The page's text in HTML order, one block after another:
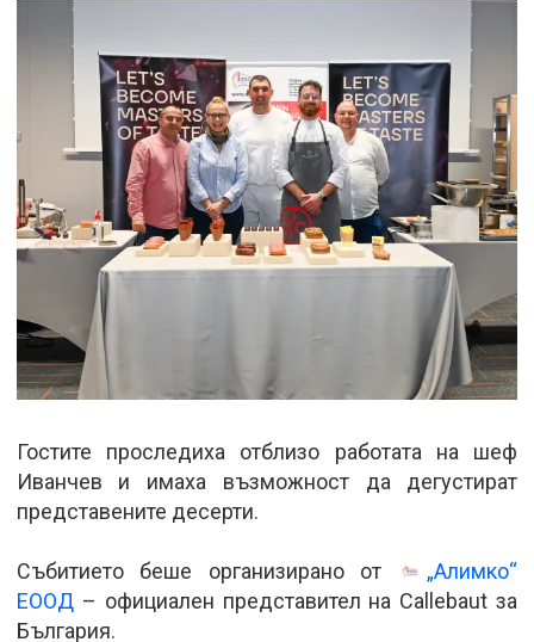
Гостите проследиха отблизо работата на шеф
Иванчев и имаха възможност да дегустират
представените десерти.
Събитието беше организирано от
„Алимко“
ЕООД– официален представител на Callebaut за
България.